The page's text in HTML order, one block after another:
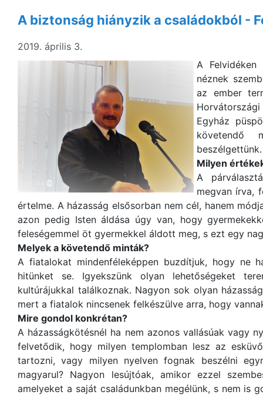
A biztonság hiányzik a családokból -
2019. április 3.
A Felvidéken
néznek
az ember
Egyház
követendő
beszélgettünk.
Milyen
A
megvan írva,
értelme. A házasság elsősorban nem cél, hanem
azon pedig Isten áldása úgy van, hogy
feleségemmel öt gyermekkel áldott meg, s ezt egy
Melyek a követendő minták?
A fiatalokat mindenféleképpen buzdítjuk, hogy ne
hitünket se. Igyekszünk olyan lehetőségeket
kultúrájukkal találkoznak. Nagyon sok olyan
mert a fiatalok nincsenek felkészülve arra, hogy
Mire gondol konkrétan?
A házasságkötésnél ha nem azonos vallásúak vagy
felvetődik, hogy milyen templomban lesz az
tartozni, vagy milyen nyelven fognak beszélni
magyarul? Nagyon lesújtóak, amikor ezzel
amelyeket a saját családunkban megélünk, s nem is